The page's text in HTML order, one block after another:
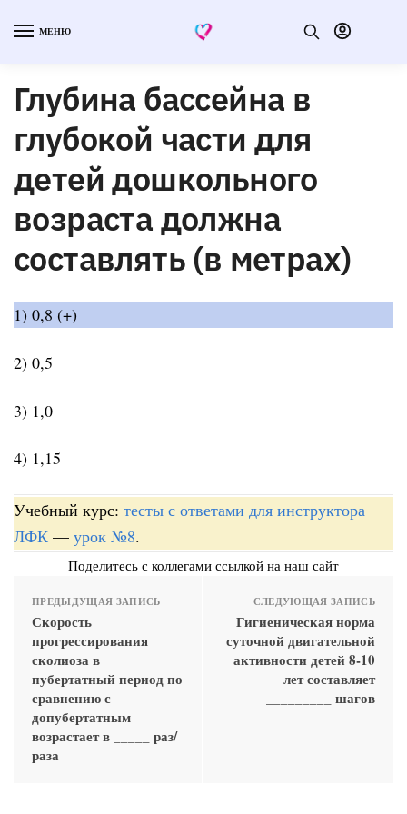
МЕНЮ
Глубина бассейна в
глубокой части для
детей дошкольного
возраста должна
составлять (в метрах)
1) 0,8 (+)
2) 0,5
3) 1,0
4) 1,15
Учебный курс: тесты с ответами для инструктора
ЛФК — урок №8.
Поделитесь с коллегами ссылкой на наш сайт
ПРЕДЫДУЩАЯ ЗАПИСЬ
Скорость
прогрессирования
сколиоза в
пубертатный период по
сравнению с
допубертатным
возрастает в _____ раз/
раза
СЛЕДУЮЩАЯ ЗАПИСЬ
Гигиеническая норма
суточной двигательной
активности детей 8-10
лет составляет
_________ шагов